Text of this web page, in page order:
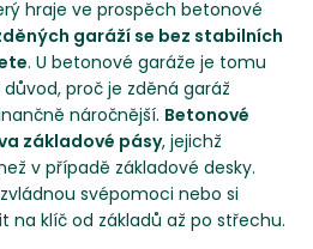
hraje ve prospěch betonové
garáží se bez stabilních
. U betonové garáže je tomu
proč je zděná garáž
náročnější. Betonové
základové pásy, jejichž
v případě základové desky.
svépomoci nebo si
klíč od základů až po střechu.